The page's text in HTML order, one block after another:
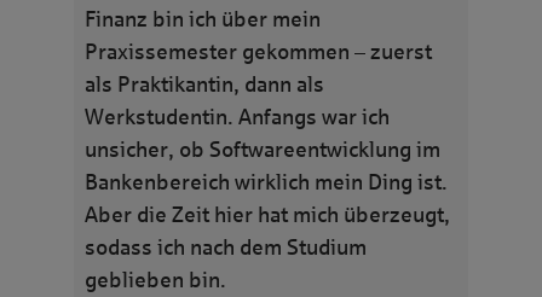
Finanz bin ich über mein
Praxissemester gekommen – zuerst
als Praktikantin, dann als
Werkstudentin. Anfangs war ich
unsicher, ob Softwareentwicklung im
Bankenbereich wirklich mein Ding ist.
Aber die Zeit hier hat mich überzeugt,
sodass ich nach dem Studium
geblieben bin.